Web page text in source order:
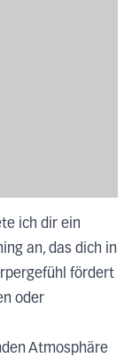
ich dir ein
an, das dich in
fördert
oder
Atmosphäre